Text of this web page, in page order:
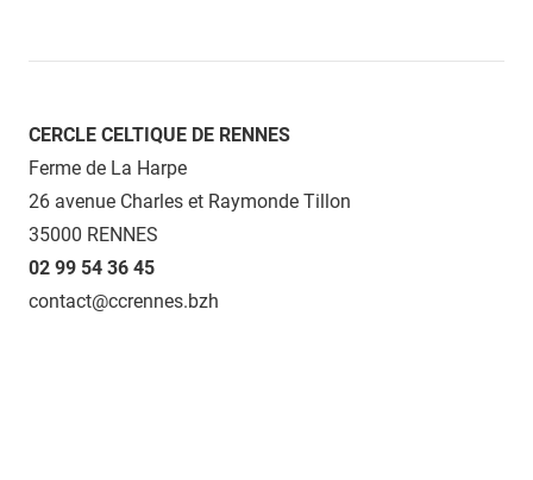
CERCLE CELTIQUE DE RENNES
Ferme de La Harpe
26 avenue Charles et Raymonde Tillon
35000 RENNES
02 99 54 36 45
contact@ccrennes.bzh